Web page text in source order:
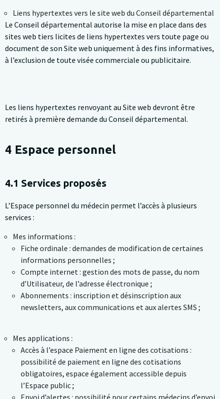
Liens hypertextes vers le site web du Conseil départemental
Le Conseil départemental autorise la mise en place dans des
sites web tiers licites de liens hypertextes vers toute page ou
document de son Site web uniquement à des fins informatives,
à l’exclusion de toute visée commerciale ou publicitaire.
Les liens hypertextes renvoyant au Site web devront être
retirés à première demande du Conseil départemental.
4 Espace personnel
4.1 Services proposés
L’Espace personnel du médecin permet l’accès à plusieurs
services :
Fiche ordinale : demandes de modification de certaines
informations personnelles ;
Compte internet : gestion des mots de passe, du nom
d’Utilisateur, de l’adresse électronique ;
Abonnements : inscription et désinscription aux
newsletters, aux communications et aux alertes SMS ;
Accès à l’espace Paiement en ligne des cotisations :
possibilité de paiement en ligne des cotisations
obligatoires, espace également accessible depuis
l’Espace public ;
Envoi d’alertes : possibilité pour certains médecins d’envoi